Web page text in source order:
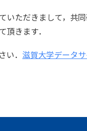
いただきまして，共
きます．
． 滋賀大学データ